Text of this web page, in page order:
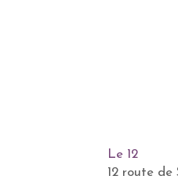
Le 12
12 route de